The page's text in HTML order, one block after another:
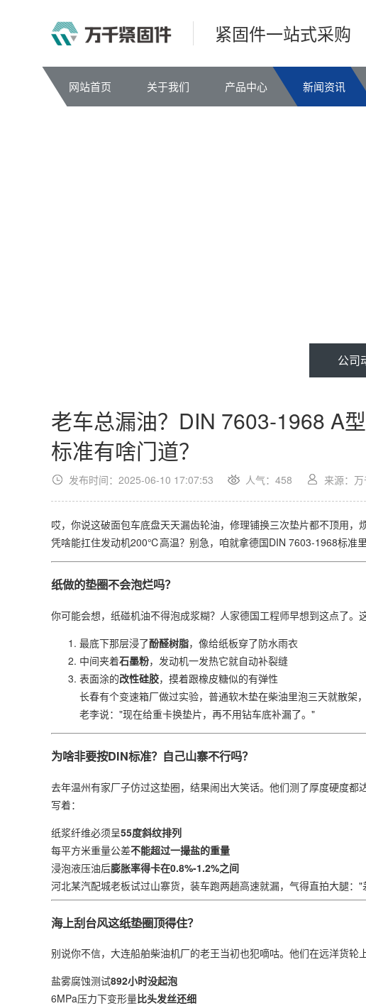
紧固件一站式采购
网站首页 关于我们 产品中心 新闻资讯
公司
老车总漏油？DIN 7603-1968 A
标准有啥门道？
发布时间：2025-06-10 17:07:53 人气： 458 来源：
哎，你说这破面包车底盘天天漏齿轮油，修理铺换三次垫片都不顶用，
凭啥能扛住发动机200℃高温？别急，咱就拿德国DIN 7603-1968标准里
纸做的垫圈不会泡烂吗？
你可能会想，纸碰机油不得泡成浆糊？人家德国工程师早想到这点了。
最底下那层浸了​​酚醛树脂​​，像给纸板穿了防水雨衣
中间夹着​​石墨粉​​，发动机一发热它就自动补裂缝
表面涂的​​改性硅胶​​，摸着跟橡皮糖似的有弹性
长春有个变速箱厂做过实验，普通软木垫在柴油里泡三天就散
老李说："现在给重卡换垫片，再不用钻车底补漏了。"
为啥非要按DIN标准？自己山寨不行吗？
去年温州有家厂子仿过这垫圈，结果闹出大笑话。他们测了厚度硬度都
写着：
纸浆纤维必须呈​​55度斜纹排列​
每平方米重量公差​​不能超过一撮盐的重量​
浸泡液压油后​​膨胀率得卡在0.8%-1.2%之间​
河北某汽配城老板试过山寨货，装车跑两趟高速就漏，气得直拍大腿：
海上刮台风这纸垫圈顶得住？
别说你不信，大连船舶柴油机厂的老王当初也犯嘀咕。他们在远洋货轮
盐雾腐蚀测试​​892小时没起泡​
6MPa压力下变形量​​比头发丝还细​